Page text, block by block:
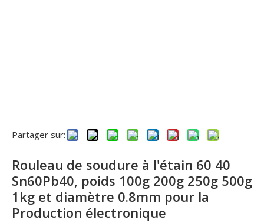
Partager sur:
Rouleau de soudure à l'étain 60 40
Sn60Pb40, poids 100g 200g 250g 500g
1kg et diamètre 0.8mm pour la
Production électronique